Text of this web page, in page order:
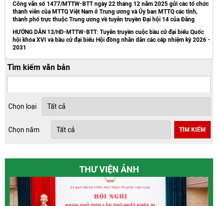
Công văn số 1477/MTTW-BTT ngày 22 tháng 12 năm 2025 gửi các tổ chức
thành viên của MTTQ Việt Nam ở Trung ương và Ủy ban MTTQ các tỉnh,
thành phố trực thuộc Trung ương về tuyên truyền Đại hội 14 của Đảng
HƯỚNG DẪN 13/HD-MTTW-BTT: Tuyên truyền cuộc bầu cử đại biểu Quốc
hội khóa XVI và bầu cử đại biểu Hội đồng nhân dân các cấp nhiệm kỳ 2026 -
2031
Tìm kiếm văn bản
Chọn loại
Chọn năm TÌM KIẾM
THƯ VIỆN ẢNH